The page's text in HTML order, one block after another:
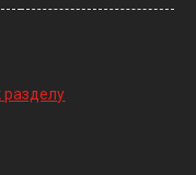
разделу